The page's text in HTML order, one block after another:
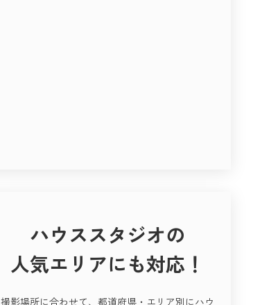
ハウススタジオの
人気エリアにも対応！
撮影場所に合わせて、都道府県・エリア別にハウ